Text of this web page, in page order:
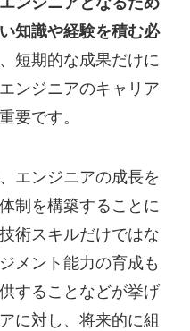
知識や経験を積む必
短期的な成果だけに
ンジニアのキャリア
要です。
エンジニアの成長を
制を構築することに
術スキルだけではな
メント能力の育成も
することなどが挙げ
に対し、将来的に組